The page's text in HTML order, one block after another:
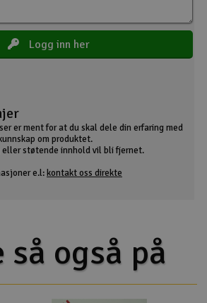
Logg inn her
er ment for at du skal dele din erfaring med
om produktet.
støtende innhold vil bli fjernet.
e.l: kontakt oss direkte
så også på